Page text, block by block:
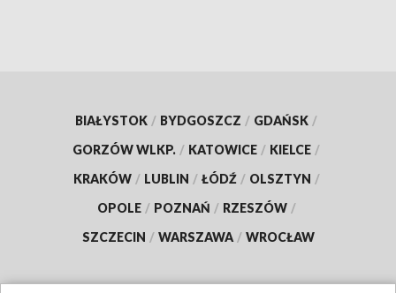
BIAŁYSTOK / BYDGOSZCZ / GDAŃSK /
GORZÓW WLKP. / KATOWICE / KIELCE /
KRAKÓW / LUBLIN / ŁÓDŹ / OLSZTYN /
OPOLE / POZNAŃ / RZESZÓW /
SZCZECIN / WARSZAWA / WROCŁAW